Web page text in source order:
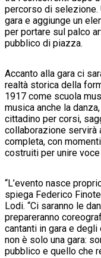
percorso di selezione.
gara e aggiunge un
per portare sul palco
pubblico di piazza.
Accanto alla gara ci
realtà storica della
1917 come scuola
musica anche la
cittadino per corsi,
collaborazione servirà
completa, con
costruiti per unire
“L’evento nasce
spiega Federico
Lodi. “Ci saranno le
prepareranno
cantanti in gara e
non è solo una gara:
pubblico e quello che